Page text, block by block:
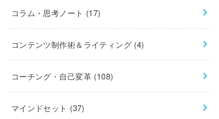
コラム・思考ノート (17)
コンテンツ制作術＆ライティング (4)
コーチング・自己変革 (108)
マインドセット (37)